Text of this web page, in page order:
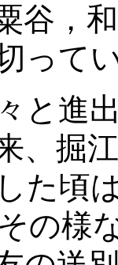
谷，
って
と進
、掘
た頃
の様